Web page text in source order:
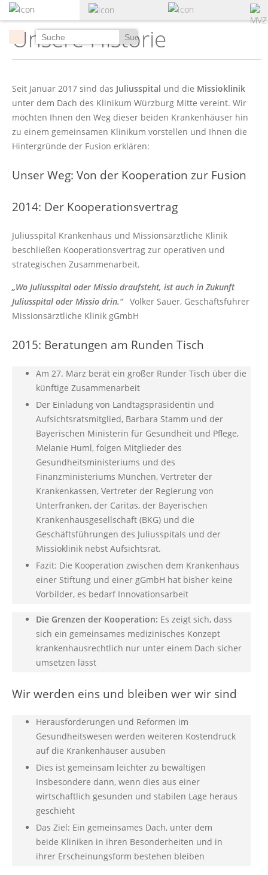
zum
Hauptinhalt
springenSuchen
Unsere Historie
Seit Januar 2017 sind das Juliusspital und die Missioklinik
unter dem Dach des Klinikum Würzburg Mitte vereint. Wir
möchten Ihnen den Weg dieser beiden Krankenhäuser hin
zu einem gemeinsamen Klinikum vorstellen und Ihnen die
Hintergründe der Fusion erklären:
Unser Weg: Von der Kooperation zur Fusion
2014: Der Kooperationsvertrag
Juliusspital Krankenhaus und Missionsärztliche Klinik
beschließen Kooperationsvertrag zur operativen und
strategischen Zusammenarbeit.
„Wo Juliusspital oder Missio draufsteht, ist auch in Zukunft
Juliusspital oder Missio drin.“ Volker Sauer, Geschäftsführer
Missionsärztliche Klinik gGmbH
2015: Beratungen am Runden Tisch
Am 27. März berät ein großer Runder Tisch über die
künftige Zusammenarbeit
Der Einladung von Landtagspräsidentin und
Aufsichtsratsmitglied, Barbara Stamm und der
Bayerischen Ministerin für Gesundheit und Pflege,
Melanie Huml, folgen Mitglieder des
Gesundheitsministeriums und des
Finanzministeriums München, Vertreter der
Krankenkassen, Vertreter der Regierung von
Unterfranken, der Caritas, der Bayerischen
Krankenhausgesellschaft (BKG) und die
Geschäftsführungen des Juliusspitals und der
Missioklinik nebst Aufsichtsrat.
Fazit: Die Kooperation zwischen dem Krankenhaus
einer Stiftung und einer gGmbH hat bisher keine
Vorbilder, es bedarf Innovationsarbeit
Die Grenzen der Kooperation: Es zeigt sich, dass
sich ein gemeinsames medizinisches Konzept
krankenhausrechtlich nur unter einem Dach sicher
umsetzen lässt
Wir werden eins und bleiben wer wir sind
Herausforderungen und Reformen im
Gesundheitswesen werden weiteren Kostendruck
auf die Krankenhäuser ausüben
Dies ist gemeinsam leichter zu bewältigen
Insbesondere dann, wenn dies aus einer
wirtschaftlich gesunden und stabilen Lage heraus
geschieht
Das Ziel: Ein gemeinsames Dach, unter dem
beide Kliniken in ihren Besonderheiten und in
ihrer Erscheinungsform bestehen bleiben